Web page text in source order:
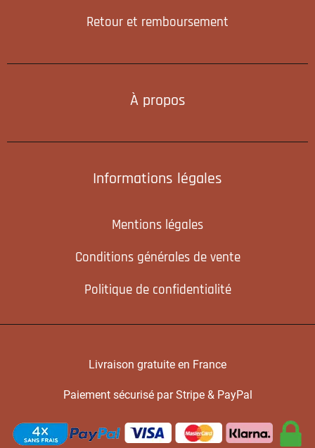
Retour et remboursement
À propos
Informations légales
Mentions légales
Conditions générales de vente
Politique de confidentialité
Livraison gratuite en France
Paiement sécurisé par Stripe & PayPal